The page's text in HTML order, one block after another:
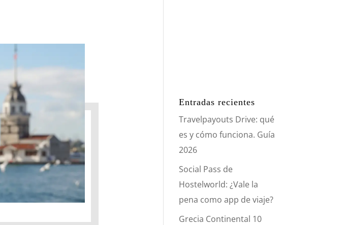
Entradas recientes
Travelpayouts Drive: qué
es y cómo funciona. Guía
2026
Social Pass de
Hostelworld: ¿Vale la
pena como app de viaje?
Grecia Continental 10